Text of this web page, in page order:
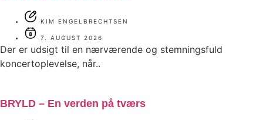
KIM ENGELBRECHTSEN
7. AUGUST 2026
Der er udsigt til en nærværende og stemningsfuld
koncertoplevelse, når..
BRYLD – En verden på tværs